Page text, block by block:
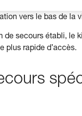
de la victime,
vers le bas de la
secours établi, le
plus rapide d’accès.